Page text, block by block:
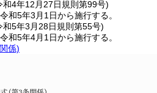
和4年12月27日規則第99号)
和5年3月1日から施行する。
和5年3月28日規則第55号)
和5年4月1日から施行する。
係)